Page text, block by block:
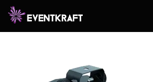
Hem
LED SCY-200 TCL DMX